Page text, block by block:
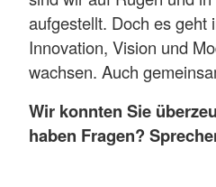
aufgestellt. Doch es geht
Innovation, Vision und
wachsen. Auch
Wir konnten Sie
haben Fragen?